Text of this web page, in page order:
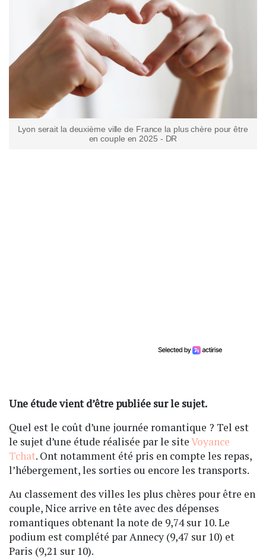
Lyon serait la deuxième ville de France la plus chère pour être
en couple en 2025 - DR
Une étude vient d’être publiée sur le sujet.
Quel est le coût d’une journée romantique ? Tel est
le sujet d’une étude réalisée par le siteVoyance
Tchat. Ont notamment été pris en compte les repas,
l’hébergement, les sorties ou encore les transports.
Au classement des villes les plus chères pour être en
couple, Nice arrive en tête avec des dépenses
romantiques obtenant la note de 9,74 sur 10. Le
podium est complété par Annecy (9,47 sur 10) et
Paris (9,21 sur 10).